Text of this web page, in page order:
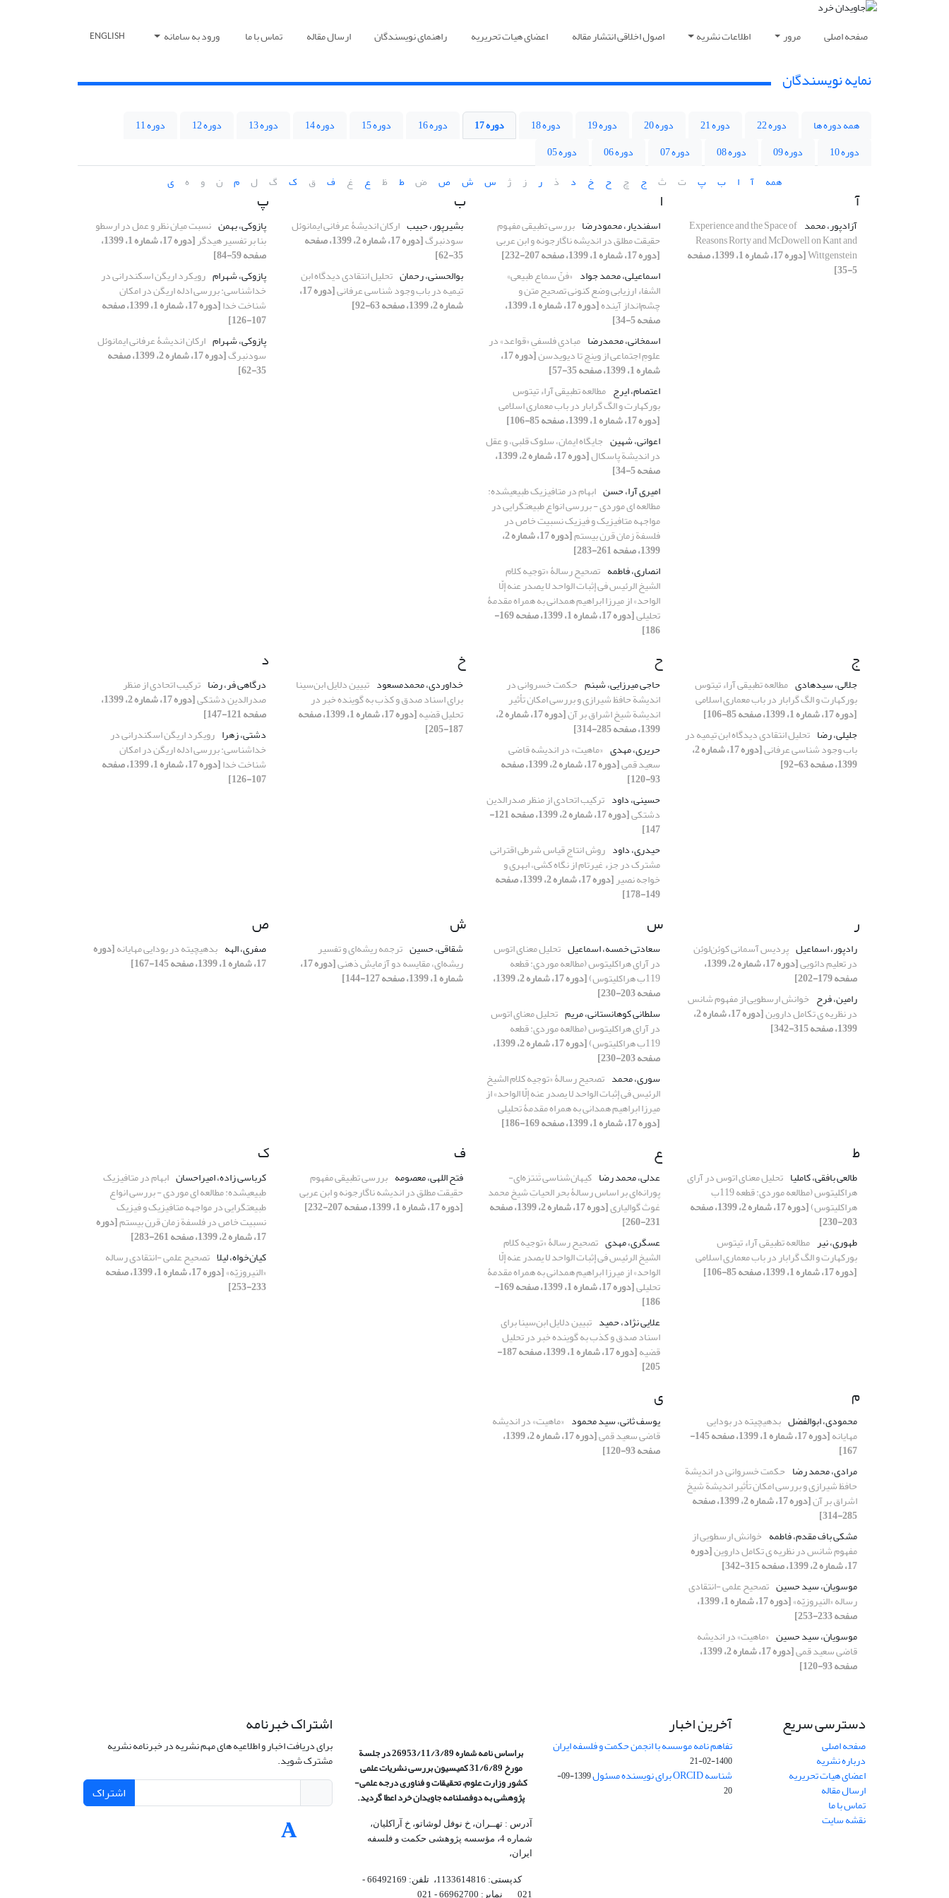
صفحه اصلی مرور اطلاعات نشریه اصول اخلاقی انتشار مقاله اعضای هیات تحریریه راهنمای نویسندگان ارسال مقاله تماس با ما ورود به سامانه ENGLISH
نمایه نویسندگان
همه دوره ها دوره 22 دوره 21 دوره 20 دوره 19 دوره 18 دوره 17 دوره 16 دوره 15 دوره 14 دوره 13 دوره 12
دوره 11
دوره 10
دوره 09 دوره 08 دوره 07 دوره 06
دوره 05
همه
آ ا ب پ ت ث ج چ ح خ د ذ ر ز ژ س ش ص ض ط ظ ع غ ف ق ک گ ل م ن و ه ی
آ
آزادپور، محمد Experience and the Space of
Reasons Rorty and McDowell on Kant and
Wittgenstein [دوره 17، شماره 1، 1399، صفحه
5-35]
ا
اسفندیار، محمودرضا بررسی تطبیقی مفهوم
حقیقت مطلق در اندیشه ناگارجونه و ابن عربی
[دوره 17، شماره 1، 1399، صفحه 207-232]
اسماعیلی، محمد جواد «فنّ سماع طبیعی»
الشفاء ارزیابی وضع کنونی تصحیح متن و
چشم‌انداز آینده [دوره 17، شماره 1، 1399،
صفحه 5-34]
اسمخانی، محمدرضا مبادیِ فلسفیِ «قواعد» در
علومِ اجتماعی از وینچ تا دیویدسن [دوره 17،
شماره 1، 1399، صفحه 35-57]
اعتصام، ایرج مطالعه تطبیقی آراء تیتوس
بورکهارت و الگ گرابار در باب معماری اسلامی
[دوره 17، شماره 1، 1399، صفحه 85-106]
اعوانی، شهین جایگاه ایمان، سلوک قلبی، و عقل
در اندیشة پاسکال [دوره 17، شماره 2، 1399،
صفحه 5-34]
امیری آرا، حسن
ابهام در متافیزیک طبیعی‎شده:
مطالعه ای موردی - بررسی انواع طبیعت‏گرایی در
مواجهه متافیزیک و فیزیک نسبیت خاص در
فلسفة زمان قرن بیستم [دوره 17، شماره 2،
1399، صفحه 261-283]
انصاری، فاطمه تصحیح رسالۀ «توجیه کلام
الشیخ الرئیس فی إثبات الواحد لا یصدر عنه إلّا
الواحد» از میرزا ابراهیم همدانی به همراه مقدمۀ
تحلیلی [دوره 17، شماره 1، 1399، صفحه 169-
186]
ب
بشیرپور، حبیب ارکان اندیشۀ‌ عرفانی ایمانوئل‌
سودنبرگ [دوره 17، شماره 2، 1399، صفحه
35-62]
بوالحسنی، رحمان تحلیل انتقادی دیدگاه ابن
تیمیه در باب وجود شناسی عرفانی [دوره 17،
شماره 2، 1399، صفحه 63-92]
پ
پازوکی، بهمن نسبت میان نظر و عمل در ارسطو
بنا بر تفسیر هیدگر [دوره 17، شماره 1، 1399،
صفحه 59-84]
پازوکی، شهرام رویکرد اریگن اسکندرانی در
خداشناسی: بررسی ادله اریگن در امکان
شناخت خدا [دوره 17، شماره 1، 1399، صفحه
107-126]
پازوکی، شهرام ارکان اندیشۀ‌ عرفانی ایمانوئل‌
سودنبرگ [دوره 17، شماره 2، 1399، صفحه
35-62]
ج
جلالی، سیدهادی مطالعه تطبیقی آراء تیتوس
بورکهارت و الگ گرابار در باب معماری اسلامی
[دوره 17، شماره 1، 1399، صفحه 85-106]
جلیلی، رضا تحلیل انتقادی دیدگاه ابن تیمیه در
باب وجود شناسی عرفانی [دوره 17، شماره 2،
1399، صفحه 63-92]
ح
حاجی میرزایی، شبنم حکمت خسروانی در
اندیشة حافظ شیرازی و بررسی امکان تأثیر
اندیشة شیخ اشراق بر آن [دوره 17، شماره 2،
1399، صفحه 285-314]
حریری، مهدی «ماهیت» در اندیشه قاضی
سعید قمی [دوره 17، شماره 2، 1399، صفحه
93-120]
حسینی، داود ترکیب اتحادی از منظر صدرالدین
دشتکی [دوره 17، شماره 2، 1399، صفحه 121-
147]
حیدری، داود روش انتاج قیاس شرطی اقترانی
مشترک در جزء غیرتام از نگاه کشی، ابهری و
خواجه نصیر [دوره 17، شماره 2، 1399، صفحه
149-178]
خ
خداوردی، محمدمسعود تبیین دلایل ابن‌سینا
برای اسناد صدق و کذب به گوینده خبر در
تحلیل قضیه [دوره 17، شماره 1، 1399، صفحه
187-205]
د
درگاهی فر، رضا ترکیب اتحادی از منظر
صدرالدین دشتکی [دوره 17، شماره 2، 1399،
صفحه 121-147]
دشتی، زهرا رویکرد اریگن اسکندرانی در
خداشناسی: بررسی ادله اریگن در امکان
شناخت خدا [دوره 17، شماره 1، 1399، صفحه
107-126]
ر
رادپور، اسماعیل پردیس آسمانی کوئِن‌لوئِن
در تعلیم دائویی [دوره 17، شماره 2، 1399،
صفحه 179-202]
رامین، فرح خوانش ارسطویی از مفهوم شانس
در نظریه ی تکامل داروین [دوره 17، شماره 2،
1399، صفحه 315-342]
س
سعادتی خمسه، اسماعیل تحلیل معنای اتوس
در آرای هراکلیتوس (مطالعه موردی: قطعه
119ب هراکلیتوس) [دوره 17، شماره 2، 1399،
صفحه 203-230]
سلطانی کوهانستانی، مریم تحلیل معنای اتوس
در آرای هراکلیتوس (مطالعه موردی: قطعه
119ب هراکلیتوس) [دوره 17، شماره 2، 1399،
صفحه 203-230]
سوری، محمد تصحیح رسالۀ «توجیه کلام الشیخ
الرئیس فی إثبات الواحد لا یصدر عنه إلّا الواحد» از
میرزا ابراهیم همدانی به همراه مقدمۀ تحلیلی
[دوره 17، شماره 1، 1399، صفحه 169-186]
ش
شقاقی، حسین ترجمه ریشه‌ای و تفسیر
ریشه‌ای، مقایسه دو آزمایش ذهنی [دوره 17،
شماره 1، 1399، صفحه 127-144]
ص
صفری، الهه بدهی‎چیته در بودایی مهایانه [دوره
17، شماره 1، 1399، صفحه 145-167]
ط
طالعی بافقی، کاملیا تحلیل معنای اتوس در آرای
هراکلیتوس (مطالعه موردی: قطعه 119ب
هراکلیتوس) [دوره 17، شماره 2، 1399، صفحه
203-230]
طهوری، نیر مطالعه تطبیقی آراء تیتوس
بورکهارت و الگ گرابار در باب معماری اسلامی
[دوره 17، شماره 1، 1399، صفحه 85-106]
ع
عدلی، محمد رضا کیهان‌شناسی تَنترَه‌ای-
پورانه‌ای بر اساس رسالۀ بحر الحیاتِ شیخ محمد
غوث گوالیاری [دوره 17، شماره 2، 1399، صفحه
231-260]
عسگری، مهدی تصحیح رسالۀ «توجیه کلام
الشیخ الرئیس فی إثبات الواحد لا یصدر عنه إلّا
الواحد» از میرزا ابراهیم همدانی به همراه مقدمۀ
تحلیلی [دوره 17، شماره 1، 1399، صفحه 169-
186]
علایی نژاد، حمید تبیین دلایل ابن‌سینا برای
اسناد صدق و کذب به گوینده خبر در تحلیل
قضیه [دوره 17، شماره 1، 1399، صفحه 187-
205]
ف
فتح اللهی، معصومه بررسی تطبیقی مفهوم
حقیقت مطلق در اندیشه ناگارجونه و ابن عربی
[دوره 17، شماره 1، 1399، صفحه 207-232]
ک
کرباسی زاده، امیراحسان ابهام در متافیزیک
طبیعی‎شده: مطالعه ای موردی - بررسی انواع
طبیعت‏گرایی در مواجهه متافیزیک و فیزیک
نسبیت خاص در فلسفة زمان قرن بیستم[دوره
17، شماره 2، 1399، صفحه 261-283]
کیان‌خواه، لیلا تصحیح علمی -انتقادی رساله
«النیروزیّه» [دوره 17، شماره 1، 1399، صفحه
233-253]
م
محمودی، ابوالفضل بدهی‎چیته در بودایی
مهایانه [دوره 17، شماره 1، 1399، صفحه 145-
167]
مرادی، محمد رضا حکمت خسروانی در اندیشة
حافظ شیرازی و بررسی امکان تأثیر اندیشة شیخ
اشراق بر آن [دوره 17، شماره 2، 1399، صفحه
285-314]
مشکی باف مقدم، فاطمه خوانش ارسطویی از
مفهوم شانس در نظریه ی تکامل داروین[دوره
17، شماره 2، 1399، صفحه 315-342]
موسویان، سید حسین تصحیح علمی -انتقادی
رساله «النیروزیّه» [دوره 17، شماره 1، 1399،
صفحه 233-253]
موسویان، سید حسین «ماهیت» در اندیشه
قاضی سعید قمی [دوره 17، شماره 2، 1399،
صفحه 93-120]
ی
یوسف ثانی، سید محمود «ماهیت» در اندیشه
قاضی سعید قمی [دوره 17، شماره 2، 1399،
صفحه 93-120]
دسترسی سریع
صفحه اصلی
درباره نشریه
اعضای هیات تحریریه
ارسال مقاله
تماس با ما
نقشه سایت
آخرین اخبار
تفاهم نامه موسسه با انجمن حکمت و فلسفه ایران
1400-02-21
شناسه ORCID برای نویسنده مسئول
1399-09-
20
براساس نامه شماره 26953/11/3/89 در جلسة
مورخ 31/6/89 کمیسیون
بررسی نشریات علمی
کشور وزارت علوم، تحقیقات و فناوری درجه علمی‌-
پژوهشیبه دوفصلنامه جاویدان خرد اعطا گردید.
آدرس : تهــران، خ نوفل لوشاتو، خ آراکلیان،
شماره 4،‌ مؤسسه پژوهشی حکمت و فلسفه
ایران،‌
کدپستی: 1133614816، تلفن: 66492169 -
021 نمابر: 66962700 - 021
اشتراک خبرنامه
برای دریافت اخبار و اطلاعیه های مهم نشریه در خبرنامه نشریه
مشترک شوید.
اشتراک